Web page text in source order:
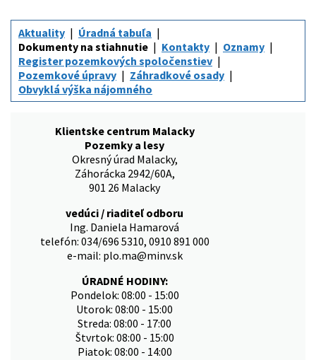
Aktuality
Úradná tabuľa
Dokumenty na stiahnutie
Kontakty
Oznamy
Register pozemkových spoločenstiev
Pozemkové úpravy
Záhradkové osady
Obvyklá výška nájomného
Klientske centrum Malacky
Pozemky a lesy
Okresný úrad Malacky,
Záhorácka 2942/60A,
901 26 Malacky
vedúci / riaditeľ odboru
Ing. Daniela Hamarová
telefón: 034/696 5310, 0910 891 000
e-mail: plo.ma@minv.sk
ÚRADNÉ HODINY:
Pondelok: 08:00 - 15:00
Utorok: 08:00 - 15:00
Streda: 08:00 - 17:00
Štvrtok: 08:00 - 15:00
Piatok: 08:00 - 14:00